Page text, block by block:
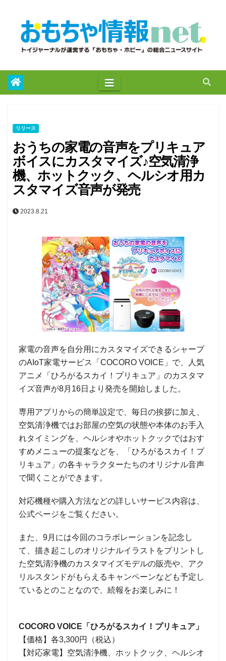
リリース
おうちの家電の音声をプリキュア
ボイスにカスタマイズ♪空気清浄
機、ホットクック、ヘルシオ用カ
スタマイズ音声が発売
2023.8.21
家電の音声を自分用にカスタマイズできるシャープ
のAIoT家電サービス「COCORO VOICE」で、人気
アニメ「ひろがるスカイ！プリキュア」のカスタマ
イズ音声が8月16日より発売を開始しました。
専用アプリからの簡単設定で、毎日の挨拶に加え、
空気清浄機ではお部屋の空気の状態や本体のお手入
れタイミングを、ヘルシオやホットクックではおす
すめメニューの提案などを、「ひろがるスカイ！プ
リキュア」の各キャラクターたちのオリジナル音声
で聞くことができます。
対応機種や購入方法などの詳しいサービス内容は、
公式ページをご覧ください。
また、9月には今回のコラボレーションを記念し
て、描き起こしのオリジナルイラストをプリントし
た空気清浄機のカスタマイズモデルの販売や、アク
リルスタンドがもらえるキャンペーンなども予定し
ているとのことなので、続報をお楽しみに！
COCORO VOICE「ひろがるスカイ！プリキュア」
【価格】各3,300円（税込）
【対応家電】空気清浄機、ホットクック、ヘルシオ